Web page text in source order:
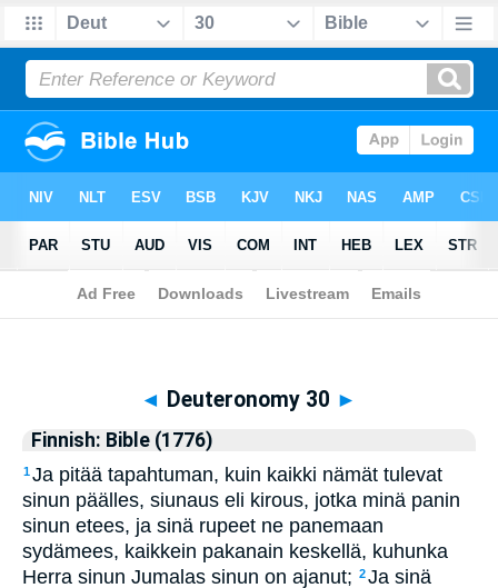
Biblia>Finnish: Bible (1776) > Deuteronomy 30
◄ Deuteronomy 30 ►
Finnish: Bible (1776)
1Ja pitää tapahtuman, kuin kaikki nämät tulevat
sinun päälles, siunaus eli kirous, jotka minä panin
sinun etees, ja sinä rupeet ne panemaan
sydämees, kaikkein pakanain keskellä, kuhunka
Herra sinun Jumalas sinun on ajanut; 2Ja sinä